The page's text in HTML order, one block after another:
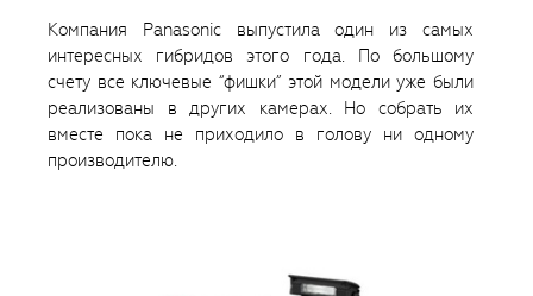
Компания Panasonic выпустила один из самых
интересных гибридов этого года. По большому
счету все ключевые “фишки” этой модели уже были
реализованы в других камерах. Но собрать их
вместе пока не приходило в голову ни одному
производителю.